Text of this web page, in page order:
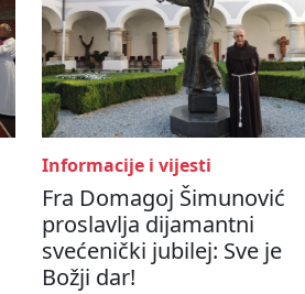
Informacije i vijesti
Fra Domagoj Šimunović
proslavlja dijamantni
svećenički jubilej: Sve je
Božji dar!